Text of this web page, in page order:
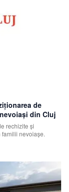
de
din Cluj
rechizite și
nevoiașe.